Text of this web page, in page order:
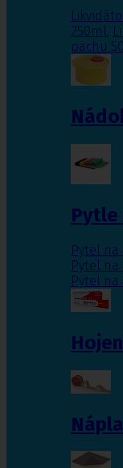
250ml,
pachu
Pytle
Pytel
Pytel
Pytel